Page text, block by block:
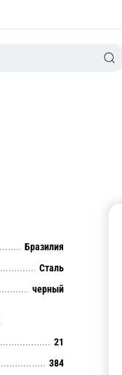
Бразилия
Сталь
черный
21
384